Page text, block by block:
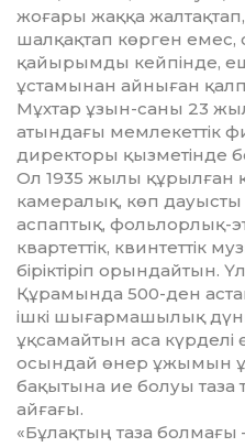
жоғары жаққа
шалқақтап көрген
қайырымды кейпінде,
ұстамынан айныған
Мұхтар ұзын-саны 23
атындағы мемлекеттік
директоры қызметінде
Ол 1935 жылы құрылған
камералық, көп дауысты
аспаптық, фольлорлық-
квартеттік, квинтеттік
біріктіріп орындайтын.
Құрамында 500-ден
ішкі шығармашылық
ұқсамайтын аса күрделі
осындай өнер ұжымын
бақытына ие болуы таза
айғағы.
«Бұлақтың таза болмағы